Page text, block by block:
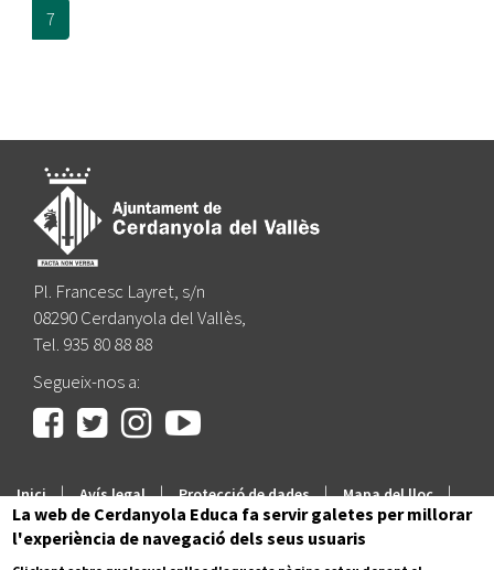
7
Pl. Francesc Layret, s/n
08290 Cerdanyola del Vallès,
Tel. 935 80 88 88
Segueix-nos a:
Inici | Avís legal | Protecció de dades | Mapa del lloc |
Accessibilitat
La web de Cerdanyola Educa fa servir galetes per millorar
l'experiència de navegació dels seus usuaris